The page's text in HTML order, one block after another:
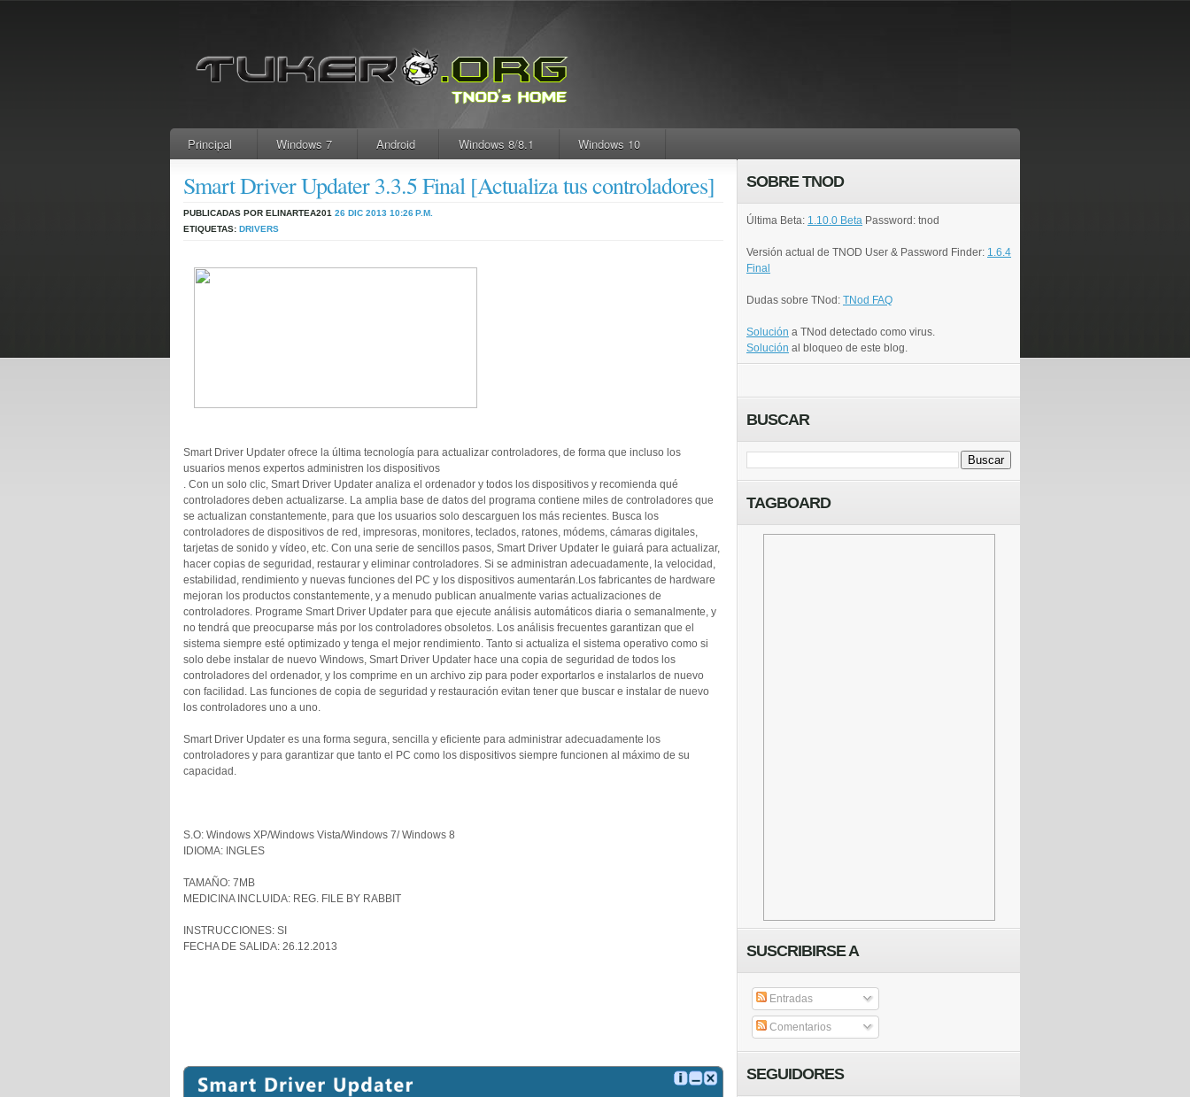
Principal Windows 7 Android Windows 8/8.1 Windows 10
Smart Driver Updater 3.3.5 Final [Actualiza tus controladores]
PUBLICADAS POR ELINARTEA201 26 DIC 2013 10:26 P.M.
ETIQUETAS: DRIVERS
Smart Driver Updater ofrece la última tecnología para actualizar controladores, de forma que incluso los
usuarios menos expertos administren los dispositivos
. Con un solo clic, Smart Driver Updater analiza el ordenador y todos los dispositivos y recomienda qué
controladores deben actualizarse. La amplia base de datos del programa contiene miles de controladores que
se actualizan constantemente, para que los usuarios solo descarguen los más recientes. Busca los
controladores de dispositivos de red, impresoras, monitores, teclados, ratones, módems, cámaras digitales,
tarjetas de sonido y vídeo, etc. Con una serie de sencillos pasos, Smart Driver Updater le guiará para actualizar,
hacer copias de seguridad, restaurar y eliminar controladores. Si se administran adecuadamente, la velocidad,
estabilidad, rendimiento y nuevas funciones del PC y los dispositivos aumentarán.Los fabricantes de hardware
mejoran los productos constantemente, y a menudo publican anualmente varias actualizaciones de
controladores. Programe Smart Driver Updater para que ejecute análisis automáticos diaria o semanalmente, y
no tendrá que preocuparse más por los controladores obsoletos. Los análisis frecuentes garantizan que el
sistema siempre esté optimizado y tenga el mejor rendimiento. Tanto si actualiza el sistema operativo como si
solo debe instalar de nuevo Windows, Smart Driver Updater hace una copia de seguridad de todos los
controladores del ordenador, y los comprime en un archivo zip para poder exportarlos e instalarlos de nuevo
con facilidad. Las funciones de copia de seguridad y restauración evitan tener que buscar e instalar de nuevo
los controladores uno a uno.
Smart Driver Updater es una forma segura, sencilla y eficiente para administrar adecuadamente los
controladores y para garantizar que tanto el PC como los dispositivos siempre funcionen al máximo de su
capacidad.
S.O: Windows XP/Windows Vista/Windows 7/ Windows 8
IDIOMA: INGLES
TAMAÑO: 7MB
MEDICINA INCLUIDA: REG. FILE BY RABBIT
INSTRUCCIONES: SI
FECHA DE SALIDA: 26.12.2013
SOBRE TNOD
Última Beta: 1.10.0 Beta Password: tnod
Versión actual de TNOD User & Password Finder: 1.6.4
Final
Dudas sobre TNod: TNod FAQ
Solución a TNod detectado como virus.
Solución al bloqueo de este blog.
BUSCAR
TAGBOARD
SUSCRIBIRSE A
Entradas
Comentarios
SEGUIDORES